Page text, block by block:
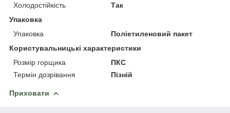
Холодостійкість
Так
Упаковка
Упаковка
Поліетиленовий пакет
Користувальницькі характеристики
Розмір горщика
ПКС
Термін дозрівання
Пізній
Приховати